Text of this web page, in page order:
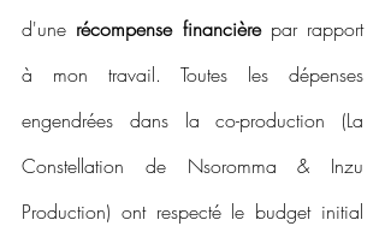
d'une récompense financière par rapport
à mon travail. Toutes les dépenses
engendrées dans la co-production (La
Constellation de Nsoromma & Inzu
Production) ont respecté le budget initial